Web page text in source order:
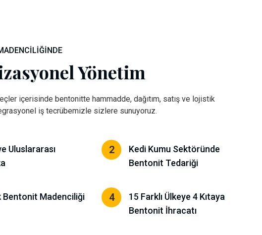
Yönetim
içerisinde bentonitte hammadde, dağıtım, satış ve lojistik
iş tecrübemizle sizlere sunuyoruz.
Uluslararası
2
Kedi Kumu Sektöründe
Bentonit Tedariği
Bentonit Madenciliği 4
15 Farklı Ülkeye 4 Kıtaya
Bentonit İhracatı